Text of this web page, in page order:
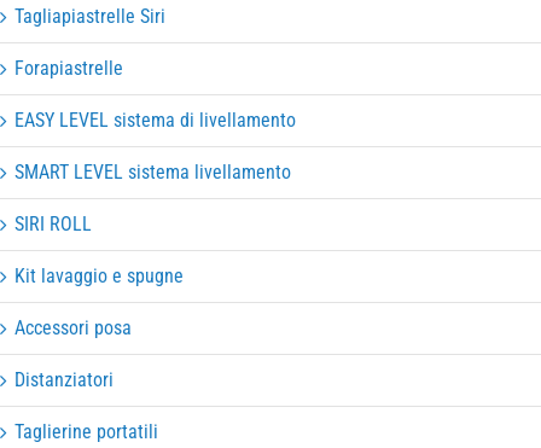
Tagliapiastrelle Siri
Forapiastrelle
EASY LEVEL sistema di livellamento
SMART LEVEL sistema livellamento
SIRI ROLL
Kit lavaggio e spugne
Accessori posa
Distanziatori
Taglierine portatili